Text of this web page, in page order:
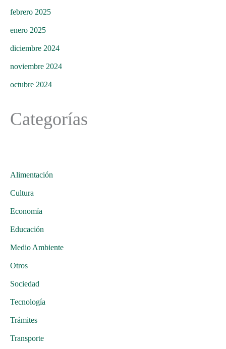
febrero 2025
enero 2025
diciembre 2024
noviembre 2024
octubre 2024
Categorías
Alimentación
Cultura
Economía
Educación
Medio Ambiente
Otros
Sociedad
Tecnología
Trámites
Transporte